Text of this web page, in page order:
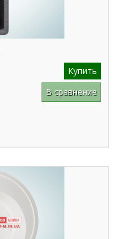
Купить
В сравнение